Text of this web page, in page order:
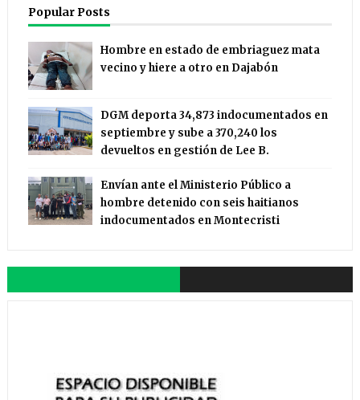
Popular Posts
Hombre en estado de embriaguez mata
vecino y hiere a otro en Dajabón
DGM deporta 34,873 indocumentados en
septiembre y sube a 370,240 los
devueltos en gestión de Lee B.
Envían ante el Ministerio Público a
hombre detenido con seis haitianos
indocumentados en Montecristi